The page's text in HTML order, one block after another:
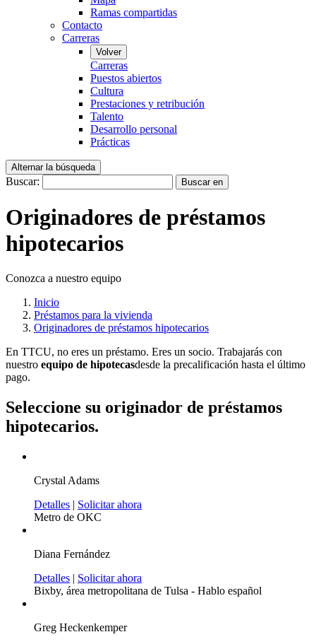
Ramas compartidas
Contacto
Carreras
Volver
Carreras
Puestos abiertos
Cultura
Prestaciones y retribución
Talento
Desarrollo personal
Prácticas
Alternar la búsqueda
Buscar: Buscar en
Originadores de préstamos
hipotecarios
Conozca a nuestro equipo
Inicio
Préstamos para la vivienda
Originadores de préstamos hipotecarios
En TTCU, no eres un préstamo. Eres un socio. Trabajarás con
nuestro equipo de hipotecasdesde la precalificación hasta el último
pago.
Seleccione su originador de préstamos
hipotecarios.
Crystal Adams
Detalles | Solicitar ahora
Metro de OKC
Diana Fernández
Detalles | Solicitar ahora
Bixby, área metropolitana de Tulsa - Hablo español
Greg Heckenkemper